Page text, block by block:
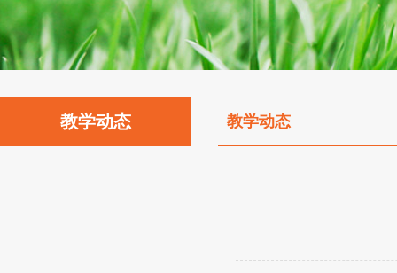
教学动态 教学动态